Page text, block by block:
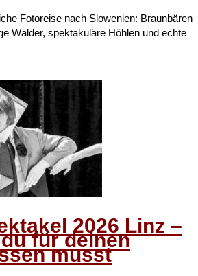
Fotoreise nach Slowenien: Braunbären
Wälder, spektakuläre Höhlen und echte
2026 Linz –
für deinen
musst​